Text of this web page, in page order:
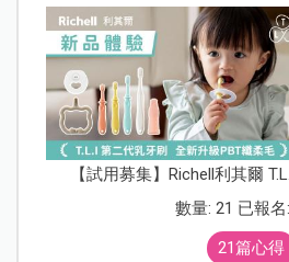
【試用募集】Richell利其爾
數量: 21 已報
21篇心得